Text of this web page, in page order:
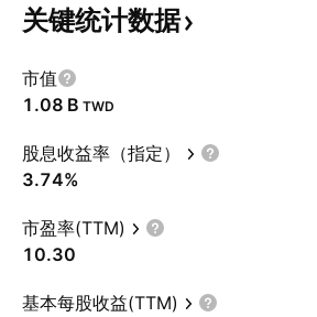
关键统计数据
市值
‪1.08 B‬ TWD
股息收益率（指定）
3.74%
市盈率(TTM)
10.30
基本每股收益(TTM)